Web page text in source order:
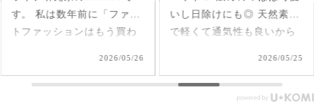
いし日除けにも◎ 天然素材
で軽くて通気性も良いから
フェアトレード #fairtrade #
2026/05/25
クコットンのブラウス✨ 軽
くて柔らか♪ 前後を変えて
で可愛いいけど、刺繍面を
前にした時はリネンジレと
2026/05/17